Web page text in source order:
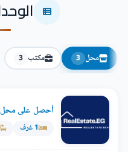
محل 3 مكتب 3
أحصل على محل
1 غرف